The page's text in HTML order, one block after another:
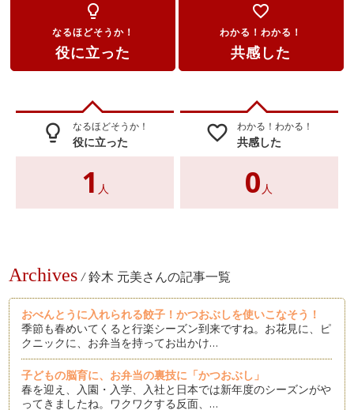
lightbulb_outline
なるほどそうか！
役に立った
favorite_border
わかる！わかる！
共感した
lightbulb_outline なるほどそうか！
役に立った
1 人
favorite_border わかる！わかる！
共感した
0 人
Archives / 鈴木 元美さんの記事一覧
おべんとうに入れられる餃子！かつおぶしを使いこなそう！
季節も春めいてくると行楽シーズン到来ですね。お花見に、ピ
クニックに、お弁当を持ってお出かけ…
子どもの脳育に、お弁当の裏技に「かつおぶし」
春を迎え、入園・入学、入社と日本では新年度のシーズンがや
ってきましたね。ワクワクする反面、…